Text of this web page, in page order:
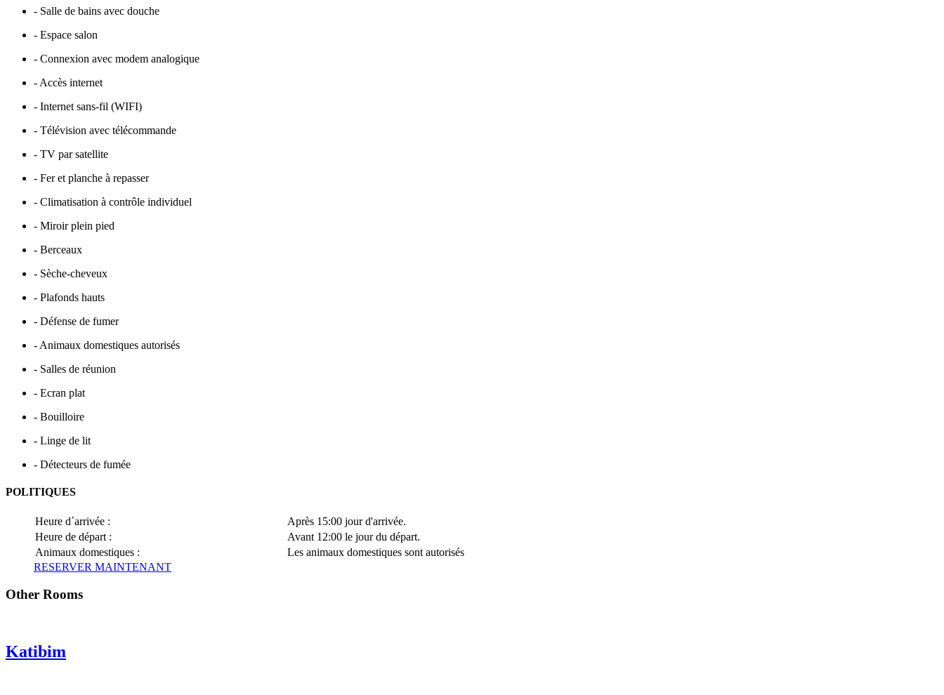
- Salle de bains avec douche
- Espace salon
- Connexion avec modem analogique
- Accès internet
- Internet sans-fil (WIFI)
- Télévision avec télécommande
- TV par satellite
- Fer et planche à repasser
- Climatisation à contrôle individuel
- Miroir plein pied
- Berceaux
- Sèche-cheveux
- Plafonds hauts
- Défense de fumer
- Animaux domestiques autorisés
- Salles de réunion
- Ecran plat
- Bouilloire
- Linge de lit
- Détecteurs de fumée
POLITIQUES
Heure d´arrivée :
Après 15:00 jour d'arrivée.
Heure de départ :
Avant 12:00 le jour du départ.
Animaux domestiques :
Les animaux domestiques sont autorisés
RESERVER MAINTENANT
Other Rooms
Katibim